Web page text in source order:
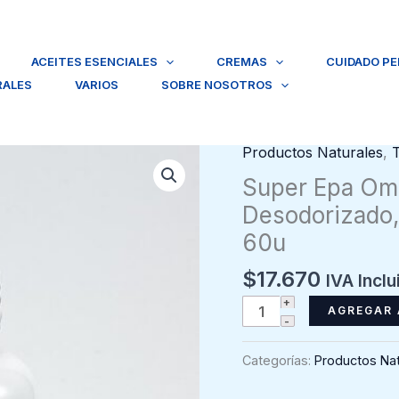
ACEITES ESENCIALES CREMAS
CUIDADO
VARIOS SOBRE NOSOTROS
Productos Naturales,
Super Epa
60u
$17.670 IVA
Super
Epa
Omega
Categorías: Productos